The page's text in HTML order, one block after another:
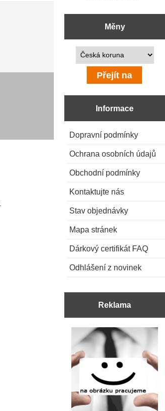
Měny
Prosím vyberte ...
Informace
Dopravní podmínky
Ochrana osobních údajů
Obchodní podmínky
Kontaktujte nás
Stav objednávky
Mapa stránek
Dárkový certifikát FAQ
Odhlášení z novinek
Reklama